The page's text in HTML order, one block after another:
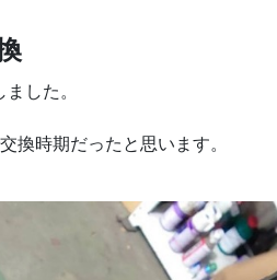
した。
換時期だったと思います。